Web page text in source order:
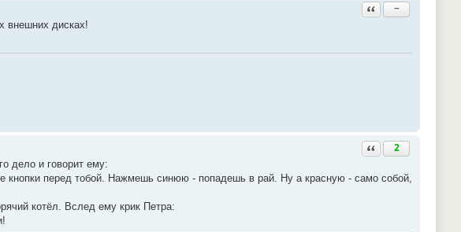
Ответить с цитатой
−
внешних дисках!
Ответить с цитатой
2
дело и говорит ему:
перед тобой. Нажмешь синюю - попадешь в рай. Ну а красную - само собой,
котёл. Вслед ему крик Петра: